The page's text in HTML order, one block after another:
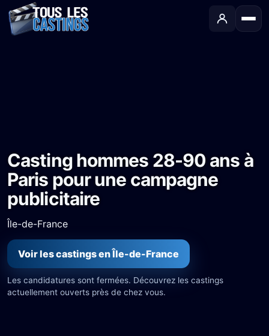
Casting hommes 28-90 ans à
Paris pour une campagne
publicitaire
Île-de-France
Voir les castings en Île-de-France
Les candidatures sont fermées. Découvrez les castings
actuellement ouverts près de chez vous.